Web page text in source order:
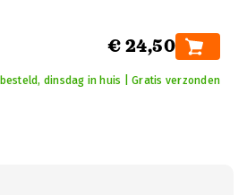
€ 24,50
dinsdag in huis | Gratis verzonden